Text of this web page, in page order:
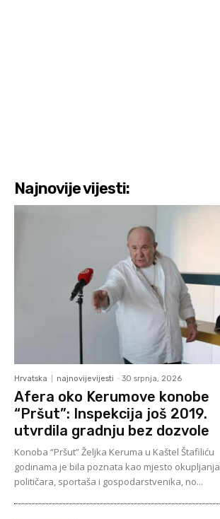
Najnovije vijesti:
Hrvatska najnovijevijesti - 30 srpnja, 2026
Afera oko Kerumove konobe
“Pršut”: Inspekcija još 2019.
utvrdila gradnju bez dozvole
Konoba “Pršut” Željka Keruma u Kaštel Štafiliću
godinama je bila poznata kao mjesto okupljanja
političara, sportaša i gospodarstvenika, no...